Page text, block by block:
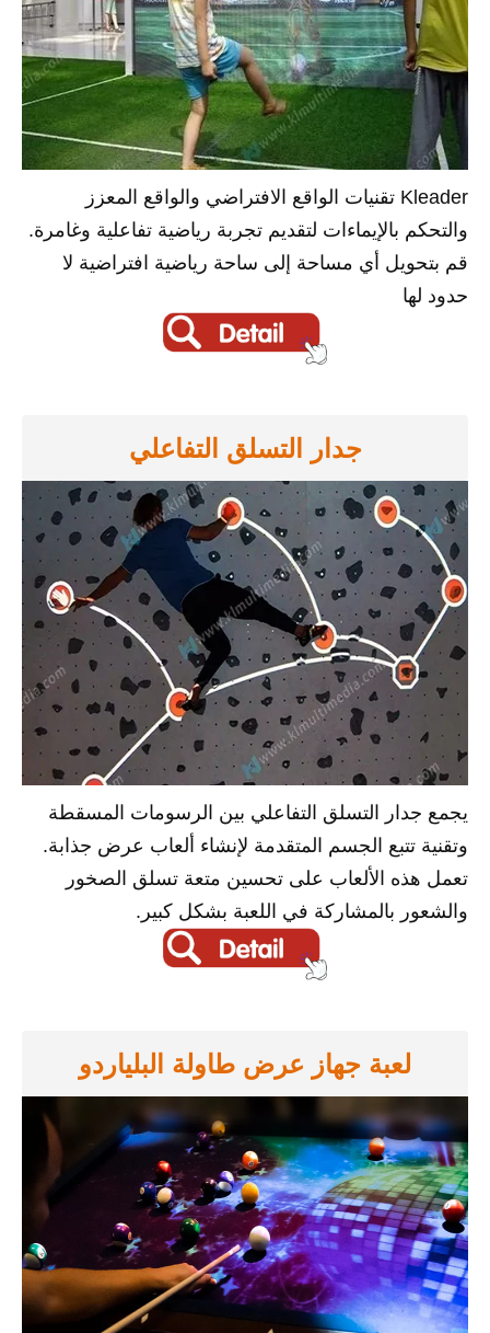
Kleader تقنيات الواقع الافتراضي والواقع المعزز
والتحكم بالإيماءات لتقديم تجربة رياضية تفاعلية وغامرة.
قم بتحويل أي مساحة إلى ساحة رياضية افتراضية لا
حدود لها
جدار التسلق التفاعلي
يجمع جدار التسلق التفاعلي بين الرسومات المسقطة
وتقنية تتبع الجسم المتقدمة لإنشاء ألعاب عرض جذابة.
تعمل هذه الألعاب على تحسين متعة تسلق الصخور
والشعور بالمشاركة في اللعبة بشكل كبير.
لعبة جهاز عرض طاولة البلياردو